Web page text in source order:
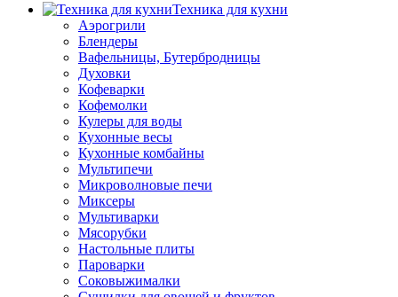
Техника для кухни
Аэрогрили
Блендеры
Вафельницы, Бутербродницы
Духовки
Кофеварки
Кофемолки
Кулеры для воды
Кухонные весы
Кухонные комбайны
Мультипечи
Микроволновые печи
Миксеры
Мультиварки
Мясорубки
Настольные плиты
Пароварки
Соковыжималки